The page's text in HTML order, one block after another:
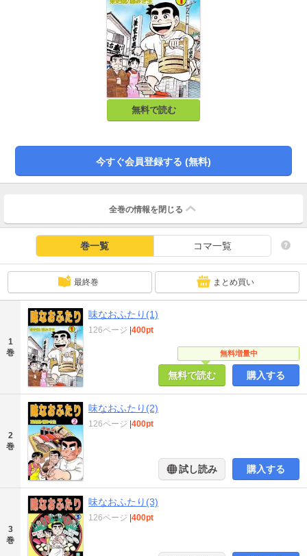
無料で読む
今すぐ会員登録する (無料)
全巻の情報を 閉じる
巻一覧 コマ一覧
最終巻 まとめ買い
1
巻
味なおふたり(1)
無料増量中
126ページ 400pt
無料で読む 購入する
2
巻
味なおふたり(2)
126ページ 400pt
試し読み 購入する
3
巻
味なおふたり(3)
126ページ 400pt